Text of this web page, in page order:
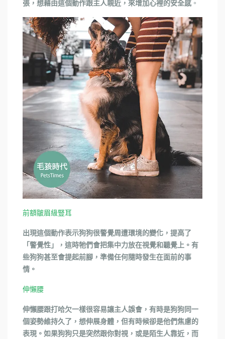
張，想藉由這個動作跟主人親近，來增加心裡的安全感 。
前額皺眉級豎耳
出現這個動作表示狗狗很警覺周遭環境的變化，提高了
「警覺性」，這時牠們會把集中力放在視覺和聽覺上。有
些狗狗甚至會提起前腳，準備任何隨時發生在面前的事
情。
伸懶腰
伸懶腰跟打哈欠一樣很容易讓主人誤會，有時是狗狗同一
個姿勢維持久了，想伸展身體，但有時候卻是他們焦慮的
表現。如果狗狗只是突然跟你對視，或是陌生人靠近，而